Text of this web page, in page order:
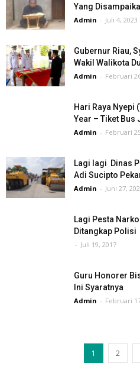
Yang
Admin - Juli 4, 2023
Gubernur Riau,
Wakil Walikota
Admin - Februari
Hari Raya Nyepi
Year – Tiket Bus
Admin - Februari
Lagi lagi Dinas
Adi Sucipto
Admin - Juni 27,
Lagi Pesta
Ditangkap Polisi
- Juli 19, 2017
Guru Honorer
Ini Syaratnya
Admin - Februari
1 2